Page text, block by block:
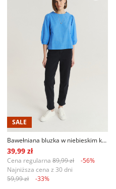
SALE
Bawełniana bluzka w niebieskim kolorze
39,99 zł
Cena regularna 89,99 zł
-56%
Najniższa cena z 30 dni
59,99 zł
-33%